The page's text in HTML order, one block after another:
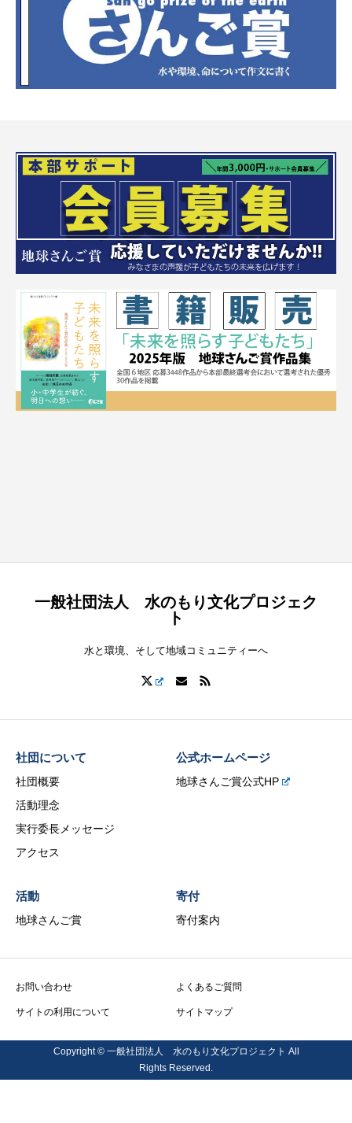
一般社団法人 水のもり文化プロジェク
ト
水と環境、そして地域コミュニティーへ
社団について
社団概要
活動理念
実行委長メッセージ
アクセス
公式ホームページ
地球さんご賞公式HP
活動
地球さんご賞
寄付
寄付案内
お問い合わせ よくあるご質問
サイトの利用について サイトマップ
Copyright © 一般社団法人 水のもり文化プロジェクト All
Rights Reserved.